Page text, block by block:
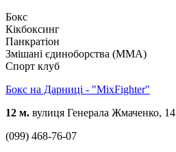
Бокс
Кікбоксинг
Панкратіон
Змішані єдиноборства (ММА)
Спорт клуб
Бокс на Дарниці - "MixFighter"
12 м. вулиця Генерала Жмаченко, 14
(099) 468-76-07